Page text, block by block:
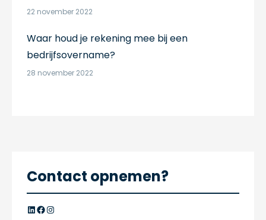
22 november 2022
Waar houd je rekening mee bij een
bedrijfsovername?
28 november 2022
Contact opnemen?
LinkedIn Facebook Instagram